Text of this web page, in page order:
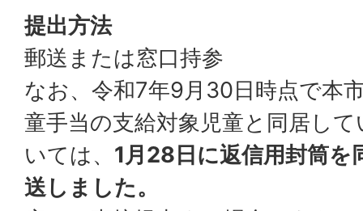
提出方法
郵送または窓口持参
なお、令和7年9月30日時点で本
童手当の支給対象児童と同居し
いては、 1月28日に返信用封筒を
送しました。